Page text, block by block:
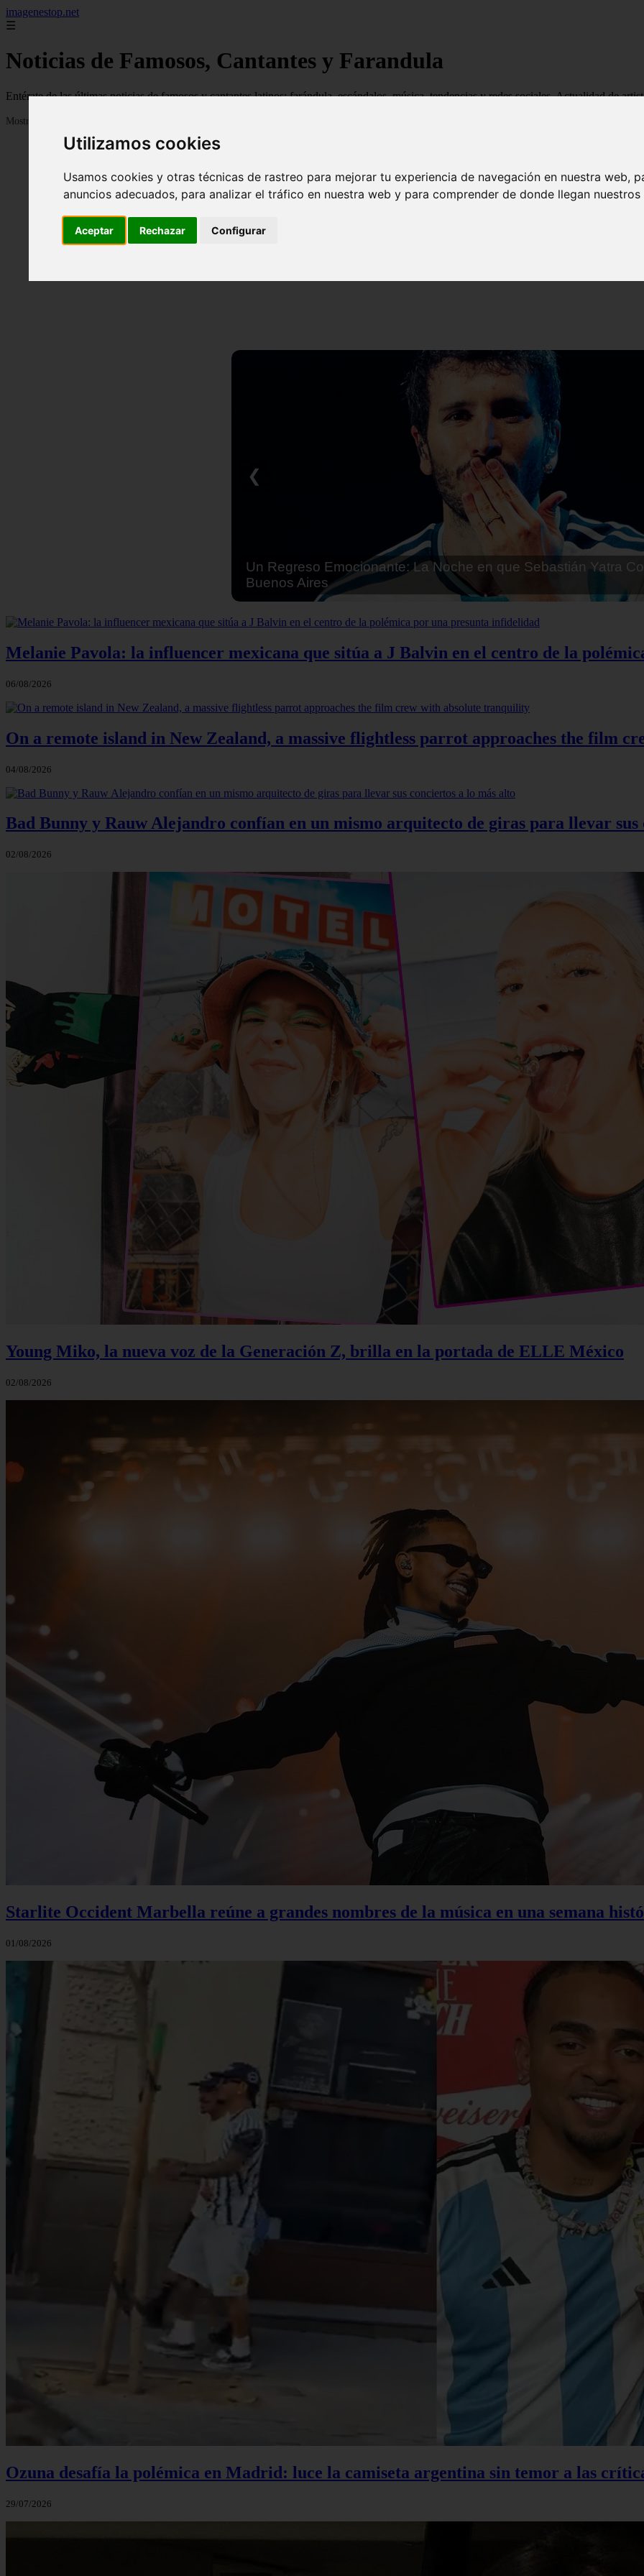
Utilizamos cookies
Usamos cookies y otras técnicas de rastreo para mejorar tu experiencia de navegación en nuestra web,
anuncios adecuados, para analizar el tráfico en nuestra web y para comprender de donde llegan
Aceptar Rechazar Configurar
imagenestop.net
☰
Noticias de Famosos, Cantantes y Farandula
Entérate de las últimas noticias de famosos y cantantes latinos: farándula, escándalos, música, tendencias y redes sociales. Actualidad de
Mostrando 1 - 24 de 1586 artículos
Un Regreso Emocionante: La Noche en que Sebastián Yatra
Buenos Aires
❮
Melanie Pavola: la influencer mexicana que sitúa a J Balvin en el centro de la
06/08/2026
On a remote island in New Zealand, a massive flightless parrot approaches the film
04/08/2026
Bad Bunny y Rauw Alejandro confían en un mismo arquitecto de giras para llevar sus
02/08/2026
Young Miko, la nueva voz de la Generación Z, brilla en la portada de ELLE México
02/08/2026
Starlite Occident Marbella reúne a grandes nombres de la música en una semana
01/08/2026
Ozuna desafía la polémica en Madrid: luce la camiseta argentina sin temor a las
29/07/2026